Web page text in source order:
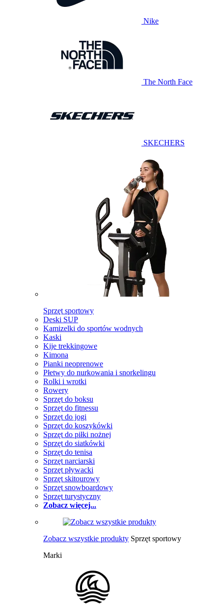
Nike
The North Face
SKECHERS
Sprzęt sportowy
Deski SUP
Kamizelki do sportów wodnych
Kaski
Kije trekkingowe
Kimona
Pianki neoprenowe
Płetwy do nurkowania i snorkelingu
Rolki i wrotki
Rowery
Sprzęt do boksu
Sprzęt do fitnessu
Sprzęt do jogi
Sprzęt do koszykówki
Sprzęt do piłki nożnej
Sprzęt do siatkówki
Sprzęt do tenisa
Sprzęt narciarski
Sprzęt pływacki
Sprzęt skitourowy
Sprzęt snowboardowy
Sprzęt turystyczny
Zobacz więcej...
Zobacz wszystkie produkty Sprzęt sportowy
Marki